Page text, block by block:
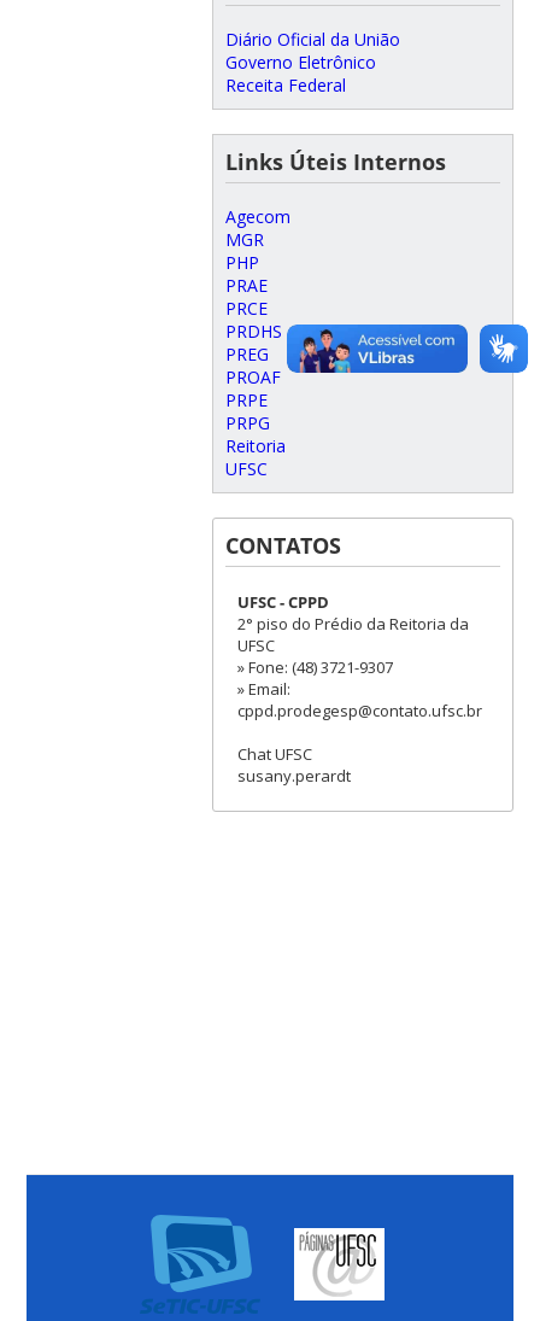
Diário Oficial da União
Governo Eletrônico
Receita Federal
Links Úteis Internos
Agecom
MGR
PHP
PRAE
PRCE
PRDHS
PREG
PROAF
PRPE
PRPG
Reitoria
UFSC
CONTATOS
UFSC - CPPD
2° piso do Prédio da Reitoria da
UFSC
» Fone: (48) 3721-9307
» Email:
cppd.prodegesp@contato.ufsc.br
Chat UFSC
susany.perardt